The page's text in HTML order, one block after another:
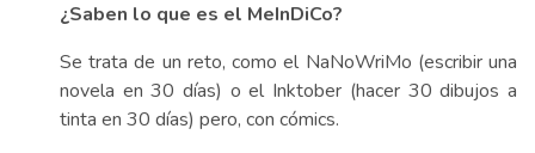
¿Saben lo que es el MeInDiCo?
Se trata de un reto, como el NaNoWriMo (escribir una
novela en 30 días) o el Inktober (hacer 30 dibujos a
tinta en 30 días) pero, con cómics.